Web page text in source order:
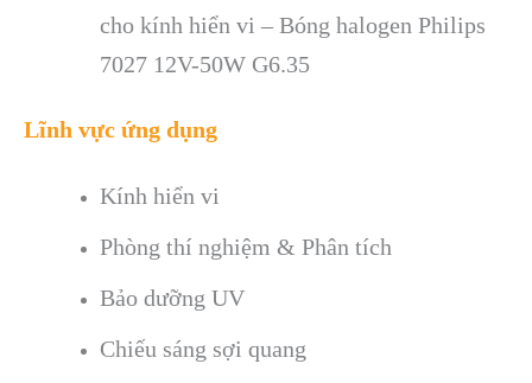
cho kính hiển vi – Bóng halogen Philips
7027 12V-50W G6.35
Lĩnh vực ứng dụng
Kính hiển vi
Phòng thí nghiệm & Phân tích
Bảo dưỡng UV
Chiếu sáng sợi quang